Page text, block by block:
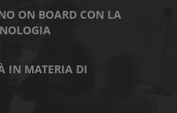
ON BOARD CON LA
IN MATERIA DI